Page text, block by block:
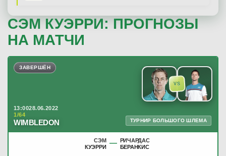
СЭМ КУЭРРИ: ПРОГНОЗЫ
НА МАТЧИ
VS
ЗАВЕРШЁН
13:0028.06.2022
1/64
WIMBLEDON ТУРНИР БОЛЬШОГО ШЛЕМА
СЭМ
КУЭРРИ — РИЧАРДАС
БЕРАНКИС